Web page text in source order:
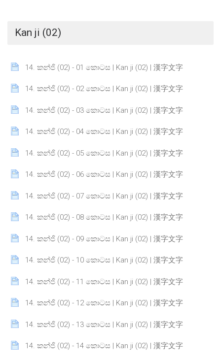
Kan ji (02)
14. කන්ජි (02) - 01 කොටස | Kan ji (02) | 漢字文字
Page
14. කන්ජි (02) - 02 කොටස | Kan ji (02) | 漢字文字
Page
14. කන්ජි (02) - 03 කොටස | Kan ji (02) | 漢字文字
Page
14. කන්ජි (02) - 04 කොටස | Kan ji (02) | 漢字文字
Page
14. කන්ජි (02) - 05 කොටස | Kan ji (02) | 漢字文字
Page
14. කන්ජි (02) - 06 කොටස | Kan ji (02) | 漢字文字
Page
14. කන්ජි (02) - 07 කොටස | Kan ji (02) | 漢字文字
Page
14. කන්ජි (02) - 08 කොටස | Kan ji (02) | 漢字文字
Page
14. කන්ජි (02) - 09 කොටස | Kan ji (02) | 漢字文字
Page
14. කන්ජි (02) - 10 කොටස | Kan ji (02) | 漢字文字
Page
14. කන්ජි (02) - 11 කොටස | Kan ji (02) | 漢字文字
Page
14. කන්ජි (02) - 12 කොටස | Kan ji (02) | 漢字文字
Page
14. කන්ජි (02) - 13 කොටස | Kan ji (02) | 漢字文字
Page
14. කන්ජි (02) - 14 කොටස | Kan ji (02) | 漢字文字
Page